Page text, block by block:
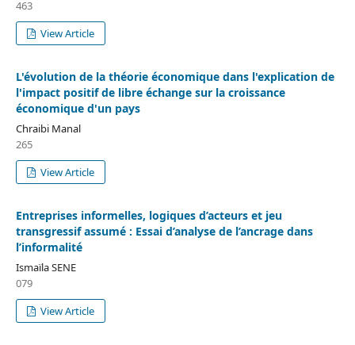
463
View Article
L'évolution de la théorie économique dans l'explication de
l'impact positif de libre échange sur la croissance
économique d'un pays
Chraibi Manal
265
View Article
Entreprises informelles, logiques d’acteurs et jeu
transgressif assumé : Essai d’analyse de l’ancrage dans
l’informalité
Ismaïla SENE
079
View Article